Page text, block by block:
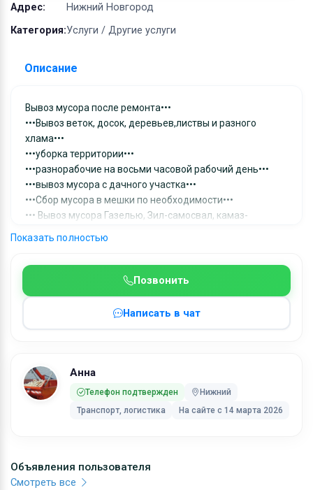
Позвонить
Написать в чат
Анна
Телефон подтвержден
Нижний
Транспорт, логистика
На сайте с 14 марта 2026
Адрес:
Нижний Новгород
Категория:Услуги / Другие услуги
Описание
Вывоз мусора после ремонта•••
•••Вывоз веток, досок, деревьев,листвы и разного
хлама•••
•••уборка территории•••
•••разнорабочие на восьми часовой рабочий день•••
•••вывоз мусора с дачного участка•••
•••Сбор мусора в мешки по необходимости•••
••• Вывоз мусора Газелью, Зил-самосвал, камаз-
Вывоз строительного мусора камаз самосвал, вывоз
мусора газон самосвал, заказать самосвал для вывоза
Показать полностью
Объявления пользователя
Смотреть все